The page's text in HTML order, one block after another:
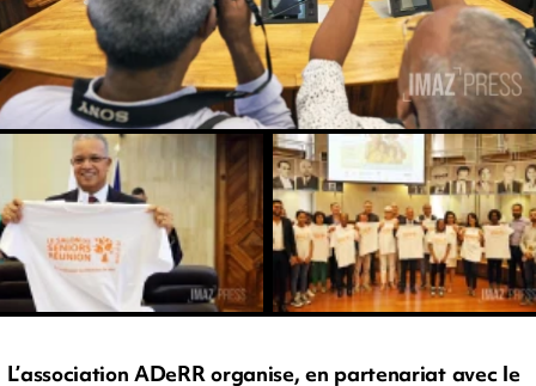
L’association ADeRR organise, en partenariat avec le